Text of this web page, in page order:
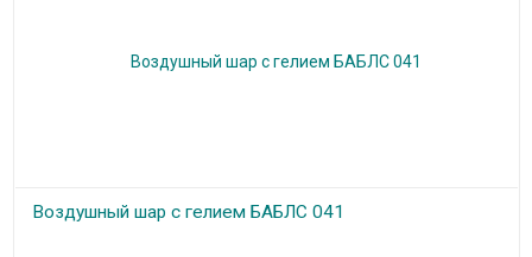
Воздушный шар с гелием БАБЛС 041